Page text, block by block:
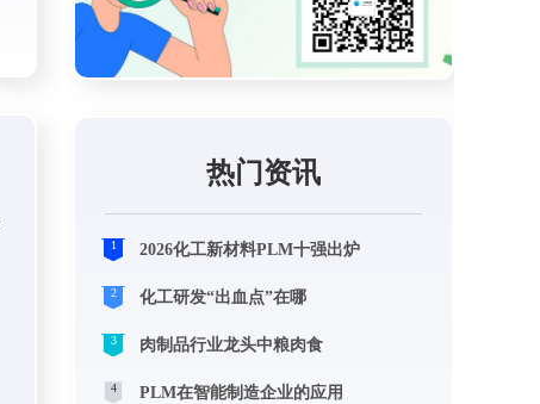
热门资讯
1 2026化工新材料PLM十强出炉
2 化工研发“出血点”在哪
3 肉制品行业龙头中粮肉食
4 PLM在智能制造企业的应用